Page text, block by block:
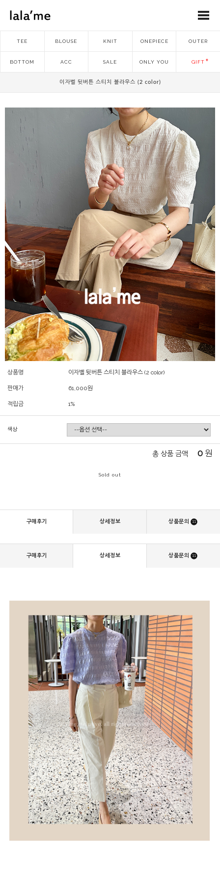
TEE BLOUSE KNIT ONEPIECE OUTER
BOTTOM ACC SALE ONLY YOU GIFT
이자벨 뒷버튼 스티치 블라우스 (2 color)
상품명 이자벨 뒷버튼 스티치 블라우스 (2 color)
판매가 61,000원
적립금 1%
색상
총 상품 금액 0 원
Sold out
구매후기 상세정보 상품문의 11
구매후기 상세정보 상품문의 11